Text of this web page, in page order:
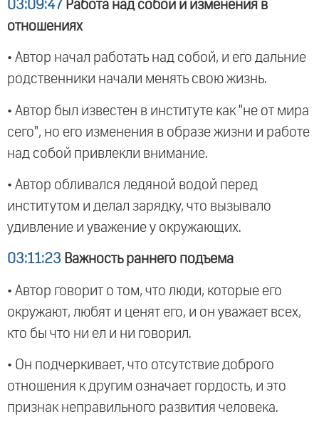
03:09:47 Работа над собой и изменения в
отношениях
• Автор начал работать над собой, и его дальние
родственники начали менять свою жизнь.
• Автор был известен в институте как "не от мира
сего", но его изменения в образе жизни и работе
над собой привлекли внимание.
• Автор обливался ледяной водой перед
институтом и делал зарядку, что вызывало
удивление и уважение у окружающих.
03:11:23 Важность раннего подъема
• Автор говорит о том, что люди, которые его
окружают, любят и ценят его, и он уважает всех,
кто бы что ни ел и ни говорил.
• Он подчеркивает, что отсутствие доброго
отношения к другим означает гордость, и это
признак неправильного развития человека.